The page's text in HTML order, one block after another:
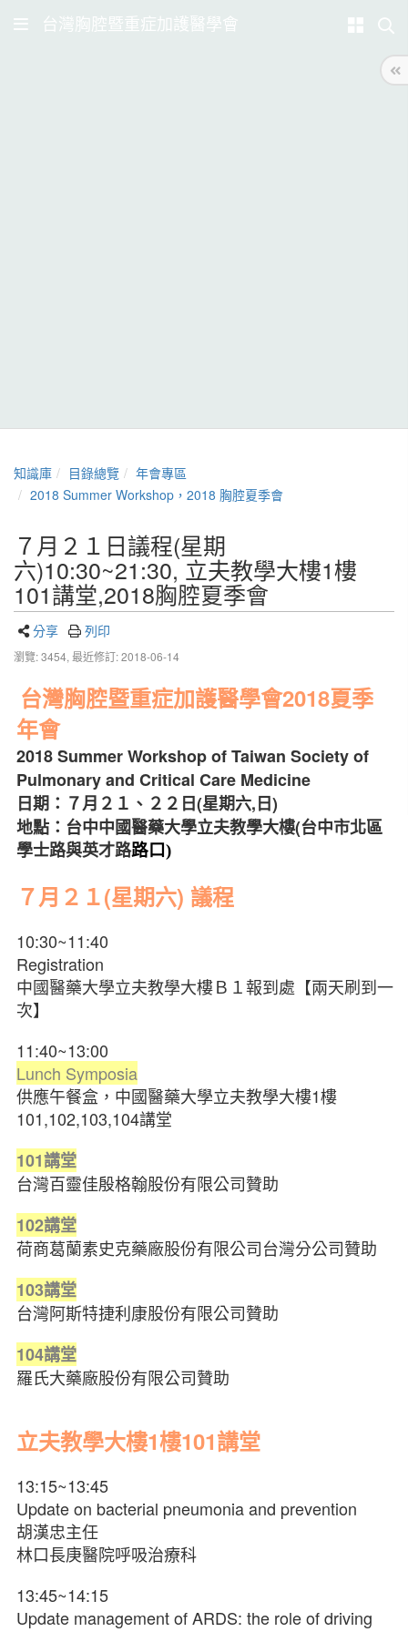
台灣胸腔暨重症加護醫學會
知識庫 目錄總覽
年會專區
2018 Summer Workshop，2018 胸腔夏季會
７月２１日議程(星期
六)10:30~21:30, 立夫教學大樓1樓
101講堂,2018胸腔夏季會
分享 列印
瀏覽: 3454, 最近修訂: 2018-06-14
台灣胸腔暨重症加護醫學會2018夏季
年會
2018 Summer Workshop of Taiwan Society of
Pulmonary and Critical Care Medicine
日期：７月２１、２２日(星期六,日)
地點：台中中國醫藥大學立夫教學大樓(台中市北區
學士路與英才路路口)
７月２１(星期六) 議程
10:30~11:40
Registration
中國醫藥大學立夫教學大樓Ｂ１報到處【兩天刷到一
次】
11:40~13:00
Lunch Symposia
供應午餐盒，中國醫藥大學立夫教學大樓1樓
101,102,103,104講堂
101講堂
台灣百靈佳殷格翰股份有限公司贊助
102講堂
荷商葛蘭素史克藥廠股份有限公司台灣分公司贊助
103講堂
台灣阿斯特捷利康股份有限公司贊助
104講堂
羅氏大藥廠股份有限公司贊助
立夫教學大樓1樓101講堂
13:15~13:45
Update on bacterial pneumonia and prevention
胡漢忠主任
林口長庚醫院呼吸治療科
13:45~14:15
Update management of ARDS: the role of driving